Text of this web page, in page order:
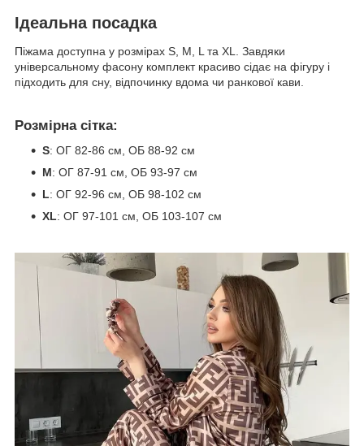
Ідеальна посадка
Піжама доступна у розмірах S, M, L та XL. Завдяки
універсальному фасону комплект красиво сідає на фігуру і
підходить для сну, відпочинку вдома чи ранкової кави.
Розмірна сітка:
S: ОГ 82-86 см, ОБ 88-92 см
M: ОГ 87-91 см, ОБ 93-97 см
L: ОГ 92-96 см, ОБ 98-102 см
XL: ОГ 97-101 см, ОБ 103-107 см